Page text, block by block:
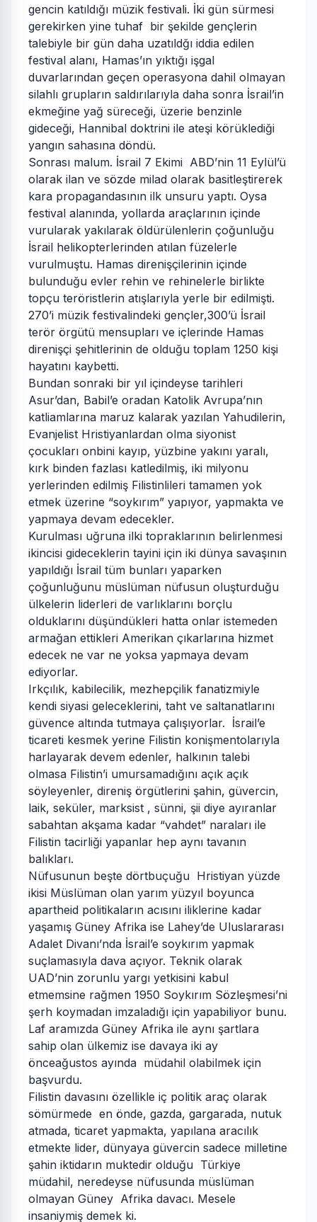
gencin katıldığı müzik festivali. İki gün sürmesi
gerekirken yine tuhaf bir şekilde gençlerin
talebiyle bir gün daha uzatıldğı iddia edilen
festival alanı, Hamas’ın yıktığı işgal
duvarlarından geçen operasyona dahil olmayan
silahlı grupların saldırılarıyla daha sonra İsrail’in
ekmeğine yağ süreceği, üzerie benzinle
gideceği, Hannibal doktrini ile ateşi körüklediği
yangın sahasına döndü.
Sonrası malum. İsrail 7 Ekimi ABD’nin 11 Eylül’ü
olarak ilan ve sözde milad olarak basitleştirerek
kara propagandasının ilk unsuru yaptı. Oysa
festival alanında, yollarda araçlarının içinde
vurularak yakılarak öldürülenlerin çoğunluğu
İsrail helikopterlerinden atılan füzelerle
vurulmuştu. Hamas direnişçilerinin içinde
bulunduğu evler rehin ve rehinelerle birlikte
topçu teröristlerin atışlarıyla yerle bir edilmişti.
270’i müzik festivalindeki gençler,300’ü İsrail
terör örgütü mensupları ve içlerinde Hamas
direnişçi şehitlerinin de olduğu toplam 1250 kişi
hayatını kaybetti.
Bundan sonraki bir yıl içindeyse tarihleri
Asur’dan, Babil’e oradan Katolik Avrupa’nın
katliamlarına maruz kalarak yazılan Yahudilerin,
Evanjelist Hristiyanlardan olma siyonist
çocukları onbini kayıp, yüzbine yakını yaralı,
kırk binden fazlası katledilmiş, iki milyonu
yerlerinden edilmiş Filistinlileri tamamen yok
etmek üzerine “soykırım” yapıyor, yapmakta ve
yapmaya devam edecekler.
Kurulması uğruna ilki topraklarının belirlenmesi
ikincisi gideceklerin tayini için iki dünya savaşının
yapıldığı İsrail tüm bunları yaparken
çoğunluğunu müslüman nüfusun oluşturduğu
ülkelerin liderleri de varlıklarını borçlu
olduklarını düşündükleri hatta onlar istemeden
armağan ettikleri Amerikan çıkarlarına hizmet
edecek ne var ne yoksa yapmaya devam
ediyorlar.
Irkçılık, kabilecilik, mezhepçilik fanatizmiyle
kendi siyasi geleceklerini, taht ve saltanatlarını
güvence altında tutmaya çalışıyorlar. İsrail’e
ticareti kesmek yerine Filistin konişmentolarıyla
harlayarak devem edenler, halkının talebi
olmasa Filistin’i umursamadığını açık açık
söyleyenler, direniş örgütlerini şahin, güvercin,
laik, seküler, marksist , sünni, şii diye ayıranlar
sabahtan akşama kadar “vahdet” naraları ile
Filistin tacirliği yapanlar hep aynı tavanın
balıkları.
Nüfusunun beşte dörtbuçuğu Hristiyan yüzde
ikisi Müslüman olan yarım yüzyıl boyunca
apartheid politikaların acısını iliklerine kadar
yaşamış Güney Afrika ise Lahey’de Uluslararası
Adalet Divanı’nda İsrail’e soykırım yapmak
suçlamasıyla dava açıyor. Teknik olarak
UAD’nin zorunlu yargı yetkisini kabul
etmemsine rağmen 1950 Soykırım Sözleşmesi’ni
şerh koymadan imzaladığı için yapabiliyor bunu.
Laf aramızda Güney Afrika ile aynı şartlara
sahip olan ülkemiz ise davaya iki ay
önceağustos ayında müdahil olabilmek için
başvurdu.
Filistin davasını özellikle iç politik araç olarak
sömürmede en önde, gazda, gargarada, nutuk
atmada, ticaret yapmakta, yapılana aracılık
etmekte lider, dünyaya güvercin sadece milletine
şahin iktidarın muktedir olduğu Türkiye
müdahil, neredeyse nüfusunda müslüman
olmayan Güney Afrika davacı. Mesele
insaniymiş demek ki.